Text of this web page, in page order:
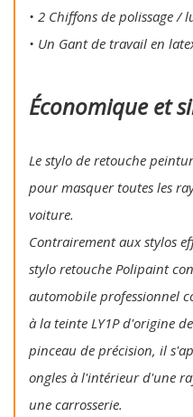
• 2 Chiffons de polissage /
• Un Gant de travail en
Économique et
Le stylo de retouche
pour masquer toutes les
voiture.
Contrairement aux stylos
stylo retouche Polipaint
automobile professionnel
à la teinte LY1P d'origine
pinceau de précision, il
ongles à l'intérieur d'une
une carrosserie.